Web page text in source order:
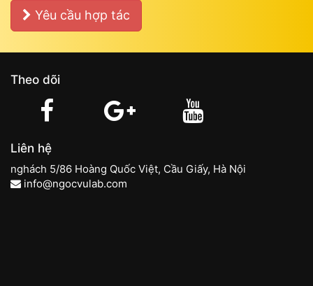
Yêu cầu hợp tác
Theo dõi
Liên hệ
nghách 5/86 Hoàng Quốc Việt, Cầu Giấy, Hà Nội
info@ngocvulab.com